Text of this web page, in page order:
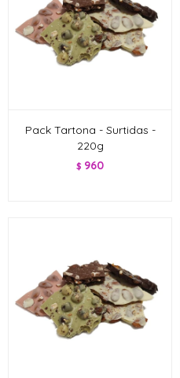
Pack Tartona - Surtidas -
220g
$ 960